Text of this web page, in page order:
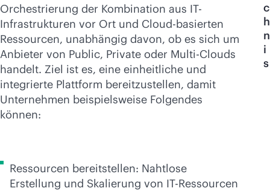
Jetzt kaufen
Orchestrierung der Kombination aus IT-
Infrastrukturen vor Ort und Cloud-basierten
Ressourcen, unabhängig davon, ob es sich um
Anbieter von Public, Private oder Multi-Clouds
handelt. Ziel ist es, eine einheitliche und
integrierte Plattform bereitzustellen, damit
Unternehmen beispielsweise Folgendes
können:
c
h
n
i
s
Ressourcen bereitstellen: Nahtlose
Erstellung und Skalierung von IT-Ressourcen